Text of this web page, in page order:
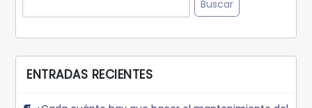
ENTRADAS RECIENTES